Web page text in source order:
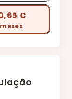
€
meses